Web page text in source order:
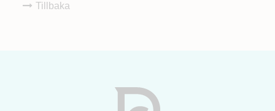
Tillbaka